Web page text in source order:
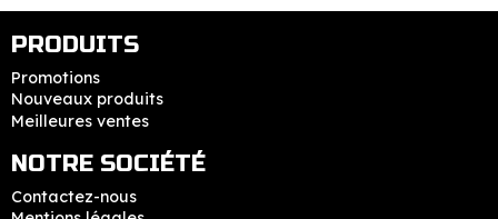
PRODUITS
Promotions
Nouveaux produits
Meilleures ventes
NOTRE SOCIÉTÉ
Contactez-nous